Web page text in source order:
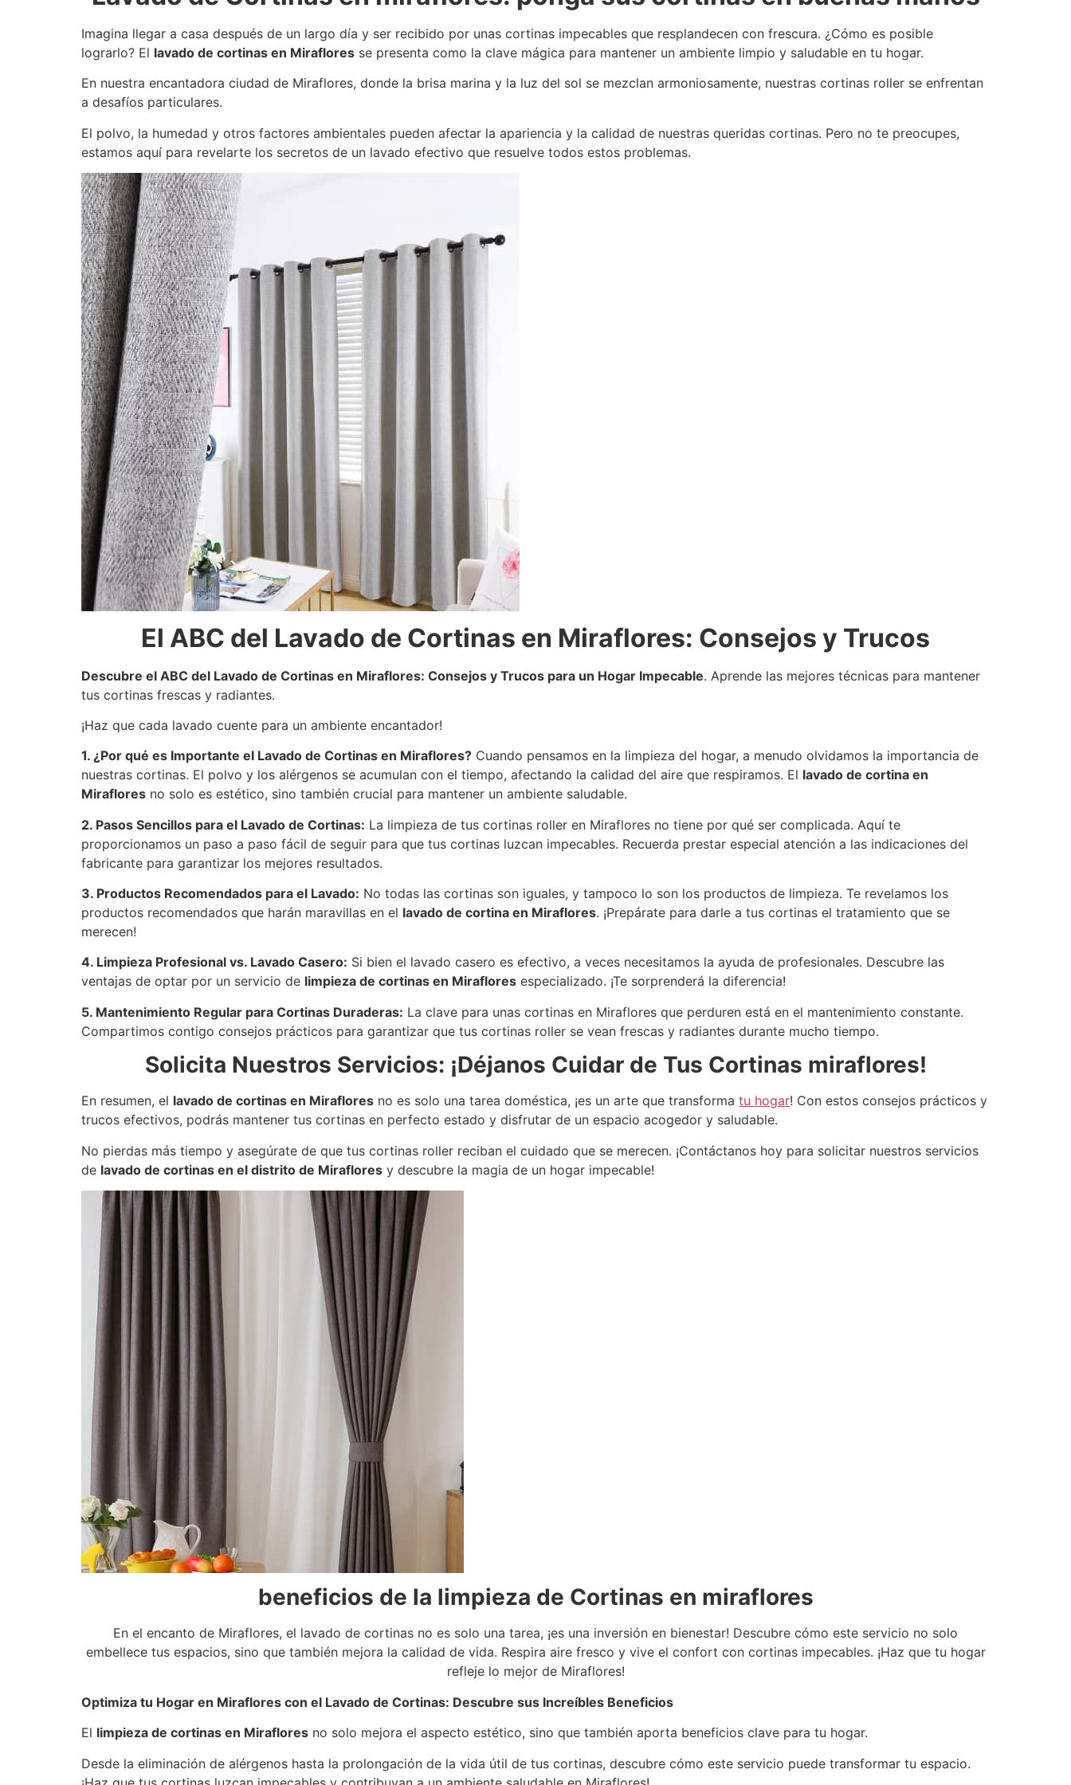
Imagina llegar a casa después de un largo día y ser recibido por unas cortinas impecables que resplandecen con frescura. ¿Cómo es posible
lograrlo? El lavado de cortinas en Miraflores se presenta como la clave mágica para mantener un ambiente limpio y saludable en tu hogar.
En nuestra encantadora ciudad de Miraflores, donde la brisa marina y la luz del sol se mezclan armoniosamente, nuestras cortinas roller se enfrentan
a desafíos particulares.
El polvo, la humedad y otros factores ambientales pueden afectar la apariencia y la calidad de nuestras queridas cortinas. Pero no te preocupes,
estamos aquí para revelarte los secretos de un lavado efectivo que resuelve todos estos problemas.
El ABC del Lavado de Cortinas en Miraflores: Consejos y Trucos
Descubre el ABC del Lavado de Cortinas en Miraflores: Consejos y Trucos para un Hogar Impecable. Aprende las mejores técnicas para mantener
tus cortinas frescas y radiantes.
¡Haz que cada lavado cuente para un ambiente encantador!
1. ¿Por qué es Importante el Lavado de Cortinas en Miraflores? Cuando pensamos en la limpieza del hogar, a menudo olvidamos la importancia de
nuestras cortinas. El polvo y los alérgenos se acumulan con el tiempo, afectando la calidad del aire que respiramos. El lavado de cortina en
Miraflores no solo es estético, sino también crucial para mantener un ambiente saludable.
2. Pasos Sencillos para el Lavado de Cortinas: La limpieza de tus cortinas roller en Miraflores no tiene por qué ser complicada. Aquí te
proporcionamos un paso a paso fácil de seguir para que tus cortinas luzcan impecables. Recuerda prestar especial atención a las indicaciones del
fabricante para garantizar los mejores resultados.
3. Productos Recomendados para el Lavado: No todas las cortinas son iguales, y tampoco lo son los productos de limpieza. Te revelamos los
productos recomendados que harán maravillas en el lavado de cortina en Miraflores. ¡Prepárate para darle a tus cortinas el tratamiento que se
merecen!
4. Limpieza Profesional vs. Lavado Casero: Si bien el lavado casero es efectivo, a veces necesitamos la ayuda de profesionales. Descubre las
ventajas de optar por un servicio de limpieza de cortinas en Miraflores especializado. ¡Te sorprenderá la diferencia!
5. Mantenimiento Regular para Cortinas Duraderas: La clave para unas cortinas en Miraflores que perduren está en el mantenimiento constante.
Compartimos contigo consejos prácticos para garantizar que tus cortinas roller se vean frescas y radiantes durante mucho tiempo.
Solicita Nuestros Servicios: ¡Déjanos Cuidar de Tus Cortinas miraflores!
En resumen, el lavado de cortinas en Miraflores no es solo una tarea doméstica, ¡es un arte que transforma tu hogar! Con estos consejos prácticos y
trucos efectivos, podrás mantener tus cortinas en perfecto estado y disfrutar de un espacio acogedor y saludable.
No pierdas más tiempo y asegúrate de que tus cortinas roller reciban el cuidado que se merecen. ¡Contáctanos hoy para solicitar nuestros servicios
de lavado de cortinas en el distrito de Miraflores y descubre la magia de un hogar impecable!
beneficios de la limpieza de Cortinas en miraflores
En el encanto de Miraflores, el lavado de cortinas no es solo una tarea, ¡es una inversión en bienestar! Descubre cómo este servicio no solo
embellece tus espacios, sino que también mejora la calidad de vida. Respira aire fresco y vive el confort con cortinas impecables. ¡Haz que tu hogar
refleje lo mejor de Miraflores!
Optimiza tu Hogar en Miraflores con el Lavado de Cortinas: Descubre sus Increíbles Beneficios
El limpieza de cortinas en Miraflores no solo mejora el aspecto estético, sino que también aporta beneficios clave para tu hogar.
Desde la eliminación de alérgenos hasta la prolongación de la vida útil de tus cortinas, descubre cómo este servicio puede transformar tu espacio.